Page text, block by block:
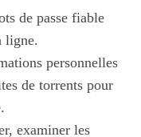
de passe fiable
ligne.
personnelles
de torrents pour
examiner les